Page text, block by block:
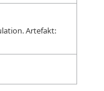
Artefakt: